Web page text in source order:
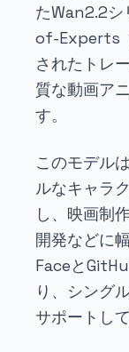
たWan2.2
of-Experts
されたトレ
質な動画ア
す。
このモデル
ルなキャラ
し、映画制
開発などに
Faceと
り、シング
サポートし